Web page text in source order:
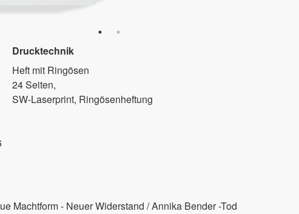
Drucktechnik
Heft mit Ringösen
24 Seiten,
SW-Laserprint, Ringösenheftung
Machtform - Neuer Widerstand / Annika Bender -Tod